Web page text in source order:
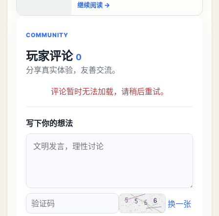
比较高的，对于那些新手玩家并不建议直
继续阅读 →
COMMUNITY
玩家评论 0
分享真实体验，友善交流。
评论暂时无法加载，请稍后重试。
写下你的想法
验证码
换一张